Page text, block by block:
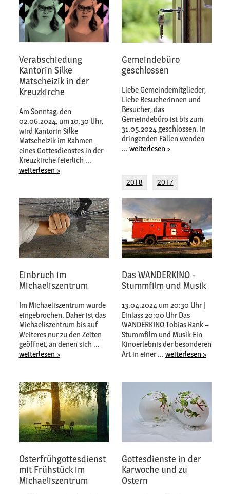
Verabschiedung
Kantorin Silke
Matscheizik in der
Kreuzkirche
Am Sonntag, den
02.06.2024, um 10.30 Uhr,
wird Kantorin Silke
Matscheizik im Rahmen
eines Gottesdienstes in der
Kreuzkirche feierlich ...
weiterlesen >
Gemeindebüro
geschlossen
Liebe Gemeindemitglieder,
Liebe Besucherinnen und
Besucher, das
Gemeindebüro ist bis zum
31.05.2024 geschlossen. In
dringenden Fällen wenden
... weiterlesen >
Einbruch im
Michaeliszentrum
Im Michaeliszentrum wurde
eingebrochen. Daher ist das
Michaeliszentrum bis auf
Weiteres nur zu den Zeiten
geöffnet, an denen sich ...
weiterlesen >
Das WANDERKINO -
Stummfilm und Musik
13.04.2024 um 20:30 Uhr |
Einlass 20:00 Uhr Das
WANDERKINO Tobias Rank –
Stummfilm und Musik Ein
Kinoerlebnis der besonderen
Art in einer ... weiterlesen >
Osterfrühgottesdienst
mit Frühstück im
Michaeliszentrum
Gottesdienste in der
Karwoche und zu
Ostern
2018 2017